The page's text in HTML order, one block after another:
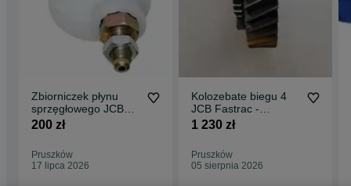
Zbiorniczek płynu
sprzęgłowego JCB
Fastrac
200 zł
Pruszków
17 lipca 2026
Kolozebate biegu 4
JCB Fastrac -
używane 1000,- netto
1 230 zł
Pruszków
05 sierpnia 2026